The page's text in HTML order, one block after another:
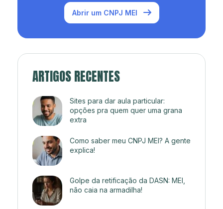
Abrir um CNPJ MEI
ARTIGOS RECENTES
Sites para dar aula particular:
opções pra quem quer uma grana
extra
Como saber meu CNPJ MEI? A gente
explica!
Golpe da retificação da DASN: MEI,
não caia na armadilha!